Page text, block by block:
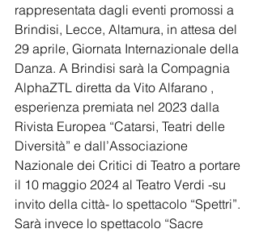
rappresentata dagli eventi promossi a
Brindisi, Lecce, Altamura, in attesa del
29 aprile, Giornata Internazionale della
Danza. A Brindisi sarà la Compagnia
AlphaZTL diretta da Vito Alfarano ,
esperienza premiata nel 2023 dalla
Rivista Europea “Catarsi, Teatri delle
Diversità” e dall’Associazione
Nazionale dei Critici di Teatro a portare
il 10 maggio 2024 al Teatro Verdi -su
invito della città- lo spettacolo “Spettri”.
Sarà invece lo spettacolo “Sacre